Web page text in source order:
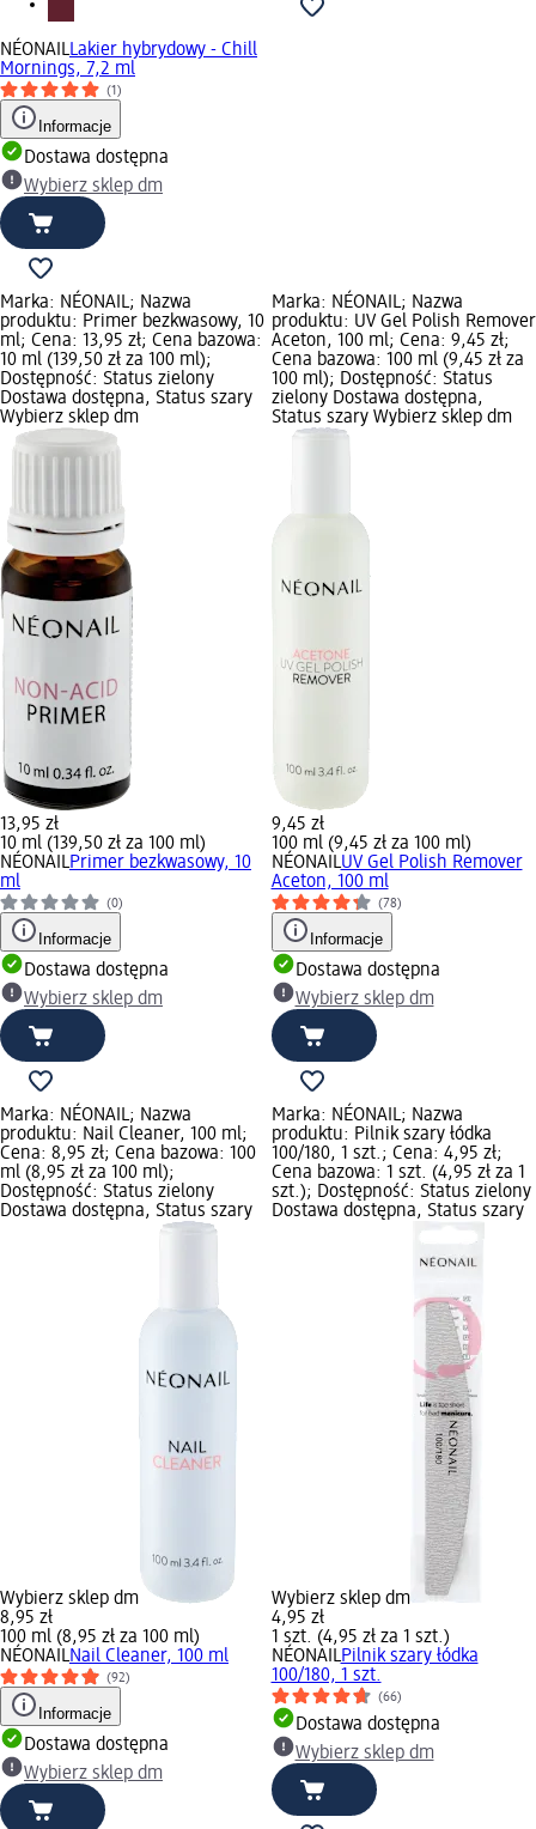
NÉONAILLakier hybrydowy - Chill
Mornings, 7,2 ml
(1)
Informacje
Dostawa dostępna
Wybierz sklep dm
Marka: NÉONAIL; Nazwa
produktu: Primer bezkwasowy, 10
ml; Cena: 13,95 zł; Cena bazowa:
10 ml (139,50 zł za 100 ml);
Dostępność: Status zielony
Dostawa dostępna, Status szary
Wybierz sklep dm
13,95 zł
10 ml (139,50 zł za 100 ml)
NÉONAILPrimer bezkwasowy, 10
ml
(0)
Informacje
Dostawa dostępna
Wybierz sklep dm
Marka: NÉONAIL; Nazwa
produktu: UV Gel Polish Remover
Aceton, 100 ml; Cena: 9,45 zł;
Cena bazowa: 100 ml (9,45 zł za
100 ml); Dostępność: Status
zielony Dostawa dostępna,
Status szary Wybierz sklep dm
9,45 zł
100 ml (9,45 zł za 100 ml)
NÉONAILUV Gel Polish Remover
Aceton, 100 ml
(78)
Informacje
Dostawa dostępna
Wybierz sklep dm
Marka: NÉONAIL; Nazwa
produktu: Nail Cleaner, 100 ml;
Cena: 8,95 zł; Cena bazowa: 100
ml (8,95 zł za 100 ml);
Dostępność: Status zielony
Dostawa dostępna, Status szary
Wybierz sklep dm
8,95 zł
100 ml (8,95 zł za 100 ml)
NÉONAILNail Cleaner, 100 ml
(92)
Informacje
Dostawa dostępna
Wybierz sklep dm
Marka: NÉONAIL; Nazwa
produktu: Pilnik szary łódka
100/180, 1 szt.; Cena: 4,95 zł;
Cena bazowa: 1 szt. (4,95 zł za 1
szt.); Dostępność: Status zielony
Dostawa dostępna, Status szary
Wybierz sklep dm
4,95 zł
1 szt. (4,95 zł za 1 szt.)
NÉONAILPilnik szary łódka
100/180, 1 szt.
(66)
Dostawa dostępna
Wybierz sklep dm